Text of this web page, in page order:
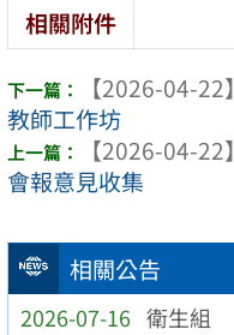
相關公告
2026-07-16 衛生組
相關附件
【2026-04-22】
教師工作坊
【2026-04-22】
會報意見收集